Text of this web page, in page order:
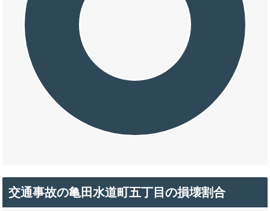
交通事故の亀田水道町五丁目の損壊割合